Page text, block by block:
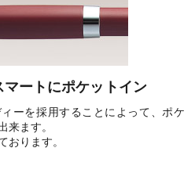
ートにポケットイン
ーを採用することによって、ポケ
来ます。
おります。